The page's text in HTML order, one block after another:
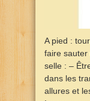
A pied :
faire sauter
selle : –
dans les
allures et